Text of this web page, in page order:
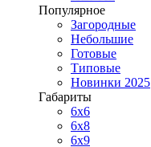
Популярное
Загородные
Небольшие
Готовые
Типовые
Новинки 2025
Габариты
6x6
6x8
6x9